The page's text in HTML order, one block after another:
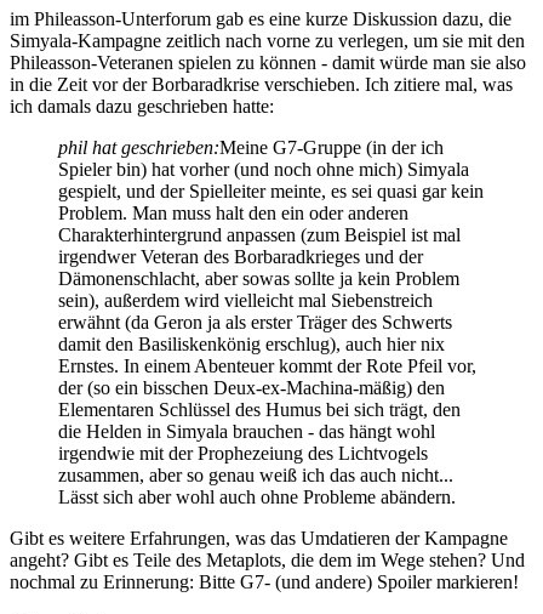
im Phileasson-Unterforum gab es eine kurze Diskussion dazu, die
Simyala-Kampagne zeitlich nach vorne zu verlegen, um sie mit den
Phileasson-Veteranen spielen zu können - damit würde man sie also
in die Zeit vor der Borbaradkrise verschieben. Ich zitiere mal, was
ich damals dazu geschrieben hatte:
phil hat geschrieben:Meine G7-Gruppe (in der ich
Spieler bin) hat vorher (und noch ohne mich) Simyala
gespielt, und der Spielleiter meinte, es sei quasi gar kein
Problem. Man muss halt den ein oder anderen
Charakterhintergrund anpassen (zum Beispiel ist mal
irgendwer Veteran des Borbaradkrieges und der
Dämonenschlacht, aber sowas sollte ja kein Problem
sein), außerdem wird vielleicht mal Siebenstreich
erwähnt (da Geron ja als erster Träger des Schwerts
damit den Basiliskenkönig erschlug), auch hier nix
Ernstes. In einem Abenteuer kommt der Rote Pfeil vor,
der (so ein bisschen Deux-ex-Machina-mäßig) den
Elementaren Schlüssel des Humus bei sich trägt, den
die Helden in Simyala brauchen - das hängt wohl
irgendwie mit der Prophezeiung des Lichtvogels
zusammen, aber so genau weiß ich das auch nicht...
Lässt sich aber wohl auch ohne Probleme abändern.
Gibt es weitere Erfahrungen, was das Umdatieren der Kampagne
angeht? Gibt es Teile des Metaplots, die dem im Wege stehen? Und
nochmal zu Erinnerung: Bitte G7- (und andere) Spoiler markieren!